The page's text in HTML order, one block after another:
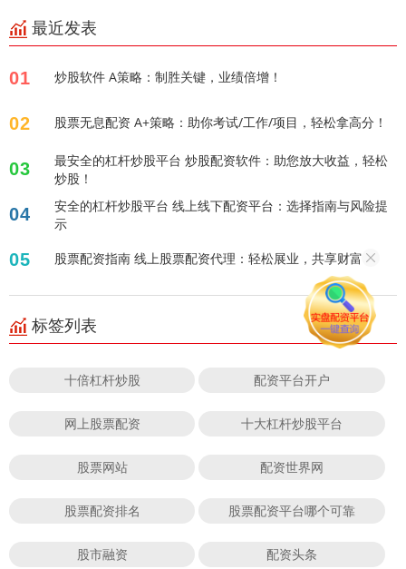
最近发表
01 炒股软件 A策略：制胜关键，业绩倍增！
02 股票无息配资 A+策略：助你考试/工作/项目，轻松拿高分！
03
最安全的杠杆炒股平台 炒股配资软件：助您放大收益，轻松
炒股！
04
安全的杠杆炒股平台 线上线下配资平台：选择指南与风险提
示
05 股票配资指南 线上股票配资代理：轻松展业，共享财富！
标签列表
十倍杠杆炒股 配资平台开户
网上股票配资 十大杠杆炒股平台
股票网站 配资世界网
股票配资排名 股票配资平台哪个可靠
股市融资 配资头条